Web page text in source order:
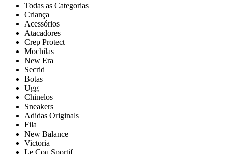
Todas as Categorias
Criança
Acessórios
Atacadores
Crep Protect
Mochilas
New Era
Secrid
Botas
Ugg
Chinelos
Sneakers
Adidas Originals
Fila
New Balance
Victoria
Le Coq Sportif